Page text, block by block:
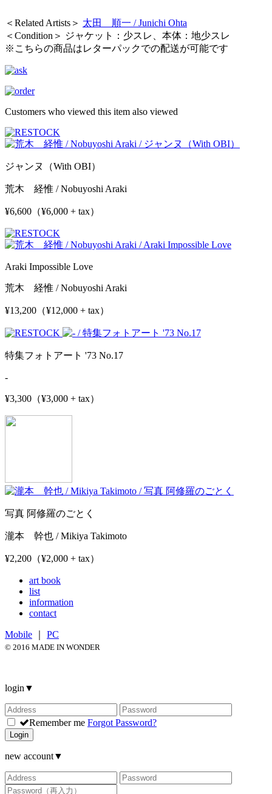
＜Related Artists＞ 太田 順一 / Junichi Ohta
＜Condition＞ ジャケット：少スレ、本体：地少スレ
※こちらの商品はレターパックでの配送が可能です
Customers who viewed this item also viewed
ジャンヌ（With OBI）
荒木 経惟 / Nobuyoshi Araki
¥6,600（¥6,000 + tax）
Araki Impossible Love
荒木 経惟 / Nobuyoshi Araki
¥13,200（¥12,000 + tax）
特集フォトアート '73 No.17
-
¥3,300（¥3,000 + tax）
写真 阿修羅のごとく
瀧本 幹也 / Mikiya Takimoto
¥2,200（¥2,000 + tax）
art book
list
information
contact
Mobile PC
© 2016 MADE IN WONDER
login ▼
Remember me Forgot Password?
Login
new account▼